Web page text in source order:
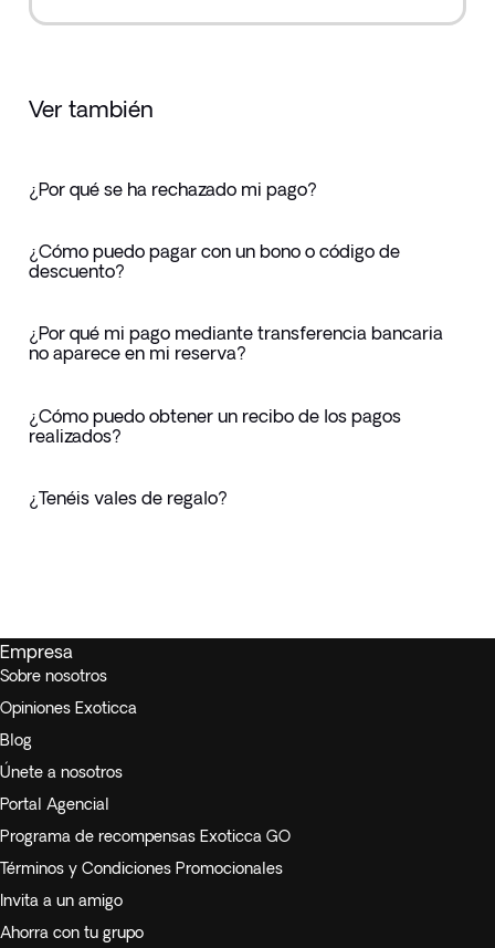
Ver también
¿Por qué se ha rechazado mi pago?
¿Cómo puedo pagar con un bono o código de
descuento?
¿Por qué mi pago mediante transferencia bancaria
no aparece en mi reserva?
¿Cómo puedo obtener un recibo de los pagos
realizados?
¿Tenéis vales de regalo?